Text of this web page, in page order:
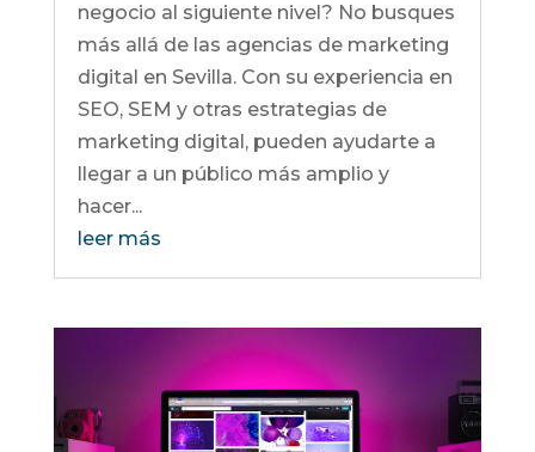
negocio al siguiente nivel? No busques
más allá de las agencias de marketing
digital en Sevilla. Con su experiencia en
SEO, SEM y otras estrategias de
marketing digital, pueden ayudarte a
llegar a un público más amplio y
hacer...
leer más